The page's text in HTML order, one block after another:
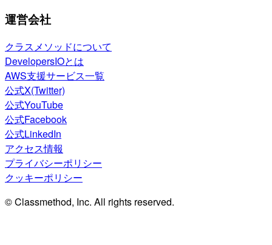
運営会社
クラスメソッドについて
DevelopersIOとは
AWS支援サービス一覧
公式X(Twitter)
公式YouTube
公式Facebook
公式LinkedIn
アクセス情報
プライバシーポリシー
クッキーポリシー
© Classmethod, Inc. All rights reserved.